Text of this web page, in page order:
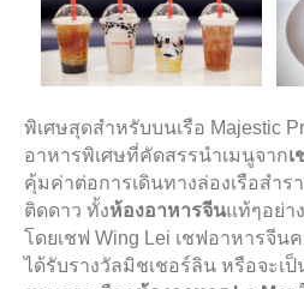
พิเศษสุดสำหรับบนเรือ Majestic
อาหารพิเศษที่คัดสรรนำเมนูจาก
คุ้มค่าต่อการเดินทางล่องเรือสำ
ติดดาว ทั้งห้องอาหารจีนแท้ๆอย่าง
โดยเชฟ Wing Lei เชฟอาหารจีน
ได้รับรางวัลมิชเชอร์ลิน หรือจะเป็